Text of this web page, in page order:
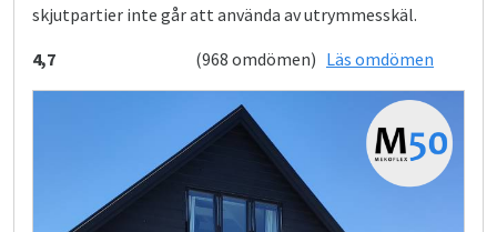
skjutpartier inte går att använda av utrymmesskäl.
4,7
(968 omdömen) Läs omdömen